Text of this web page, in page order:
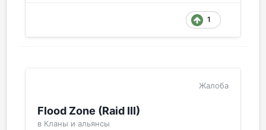
1
Жалоба
Flood Zone (Raid III)
в Кланы и альянсы